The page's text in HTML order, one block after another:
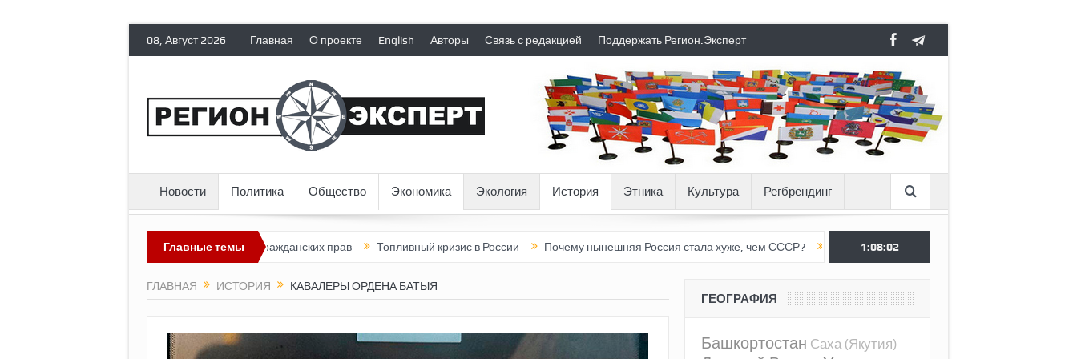
08, Август 2026 Главная О проекте English Авторы Связь с редакцией Поддержать Регион.Эксперт
Новости Политика Общество Экономика Экология История Этника Культура Регбрендинг
Главные темы
лишает политических эмигрантов гражданских прав Топливный кризис в России Почему нынешняя Россия стала хуже, чем СССР? Вертикаль под давлением
1:08:03
ГЛАВНАЯ ИСТОРИЯ КАВАЛЕРЫ ОРДЕНА БАТЫЯ
ГЕОГРАФИЯ
Башкортостан Саха (Якутия)